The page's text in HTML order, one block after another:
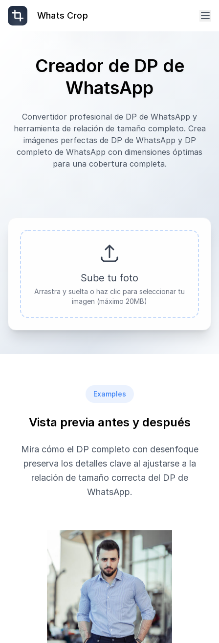
Whats Crop
Creador de DP de
WhatsApp
Convertidor profesional de DP de WhatsApp y
herramienta de relación de tamaño completo. Crea
imágenes perfectas de DP de WhatsApp y DP
completo de WhatsApp con dimensiones óptimas
para una cobertura completa.
Sube tu foto
Arrastra y suelta o haz clic para seleccionar tu
imagen (máximo 20MB)
Examples
Vista previa antes y después
Mira cómo el DP completo con desenfoque
preserva los detalles clave al ajustarse a la
relación de tamaño correcta del DP de
WhatsApp.